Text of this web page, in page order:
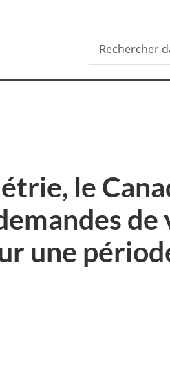
Rechercher
dans
le
une